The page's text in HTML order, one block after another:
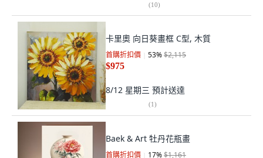
(10)
卡里奧 向日葵畫框 C型, 木質
首購折扣價 53%$2,115
$975
8/12 星期三 預計送達
(1)
Baek & Art 牡丹花瓶畫
首購折扣價 17%$1,161